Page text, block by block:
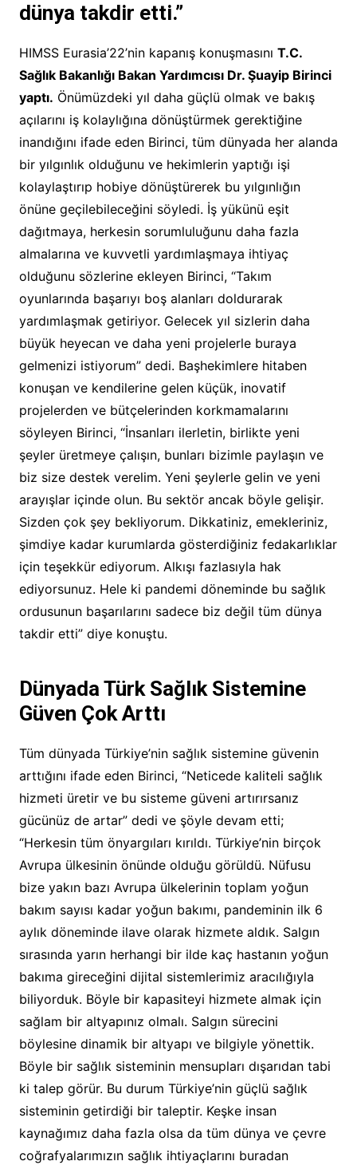
dünya takdir etti.”
HIMSS Eurasia’22’nin kapanış konuşmasını T.C.
Sağlık Bakanlığı Bakan Yardımcısı Dr. Şuayip Birinci
yaptı. Önümüzdeki yıl daha güçlü olmak ve bakış
açılarını iş kolaylığına dönüştürmek gerektiğine
inandığını ifade eden Birinci, tüm dünyada her alanda
bir yılgınlık olduğunu ve hekimlerin yaptığı işi
kolaylaştırıp hobiye dönüştürerek bu yılgınlığın
önüne geçilebileceğini söyledi. İş yükünü eşit
dağıtmaya, herkesin sorumluluğunu daha fazla
almalarına ve kuvvetli yardımlaşmaya ihtiyaç
olduğunu sözlerine ekleyen Birinci, “Takım
oyunlarında başarıyı boş alanları doldurarak
yardımlaşmak getiriyor. Gelecek yıl sizlerin daha
büyük heyecan ve daha yeni projelerle buraya
gelmenizi istiyorum” dedi. Başhekimlere hitaben
konuşan ve kendilerine gelen küçük, inovatif
projelerden ve bütçelerinden korkmamalarını
söyleyen Birinci, “İnsanları ilerletin, birlikte yeni
şeyler üretmeye çalışın, bunları bizimle paylaşın ve
biz size destek verelim. Yeni şeylerle gelin ve yeni
arayışlar içinde olun. Bu sektör ancak böyle gelişir.
Sizden çok şey bekliyorum. Dikkatiniz, emekleriniz,
şimdiye kadar kurumlarda gösterdiğiniz fedakarlıklar
için teşekkür ediyorum. Alkışı fazlasıyla hak
ediyorsunuz. Hele ki pandemi döneminde bu sağlık
ordusunun başarılarını sadece biz değil tüm dünya
takdir etti” diye konuştu.
Dünyada Türk Sağlık Sistemine
Güven Çok Arttı
Tüm dünyada Türkiye’nin sağlık sistemine güvenin
arttığını ifade eden Birinci, “Neticede kaliteli sağlık
hizmeti üretir ve bu sisteme güveni artırırsanız
gücünüz de artar” dedi ve şöyle devam etti;
“Herkesin tüm önyargıları kırıldı. Türkiye’nin birçok
Avrupa ülkesinin önünde olduğu görüldü. Nüfusu
bize yakın bazı Avrupa ülkelerinin toplam yoğun
bakım sayısı kadar yoğun bakımı, pandeminin ilk 6
aylık döneminde ilave olarak hizmete aldık. Salgın
sırasında yarın herhangi bir ilde kaç hastanın yoğun
bakıma gireceğini dijital sistemlerimiz aracılığıyla
biliyorduk. Böyle bir kapasiteyi hizmete almak için
sağlam bir altyapınız olmalı. Salgın sürecini
böylesine dinamik bir altyapı ve bilgiyle yönettik.
Böyle bir sağlık sisteminin mensupları dışarıdan tabi
ki talep görür. Bu durum Türkiye’nin güçlü sağlık
sisteminin getirdiği bir taleptir. Keşke insan
kaynağımız daha fazla olsa da tüm dünya ve çevre
coğrafyalarımızın sağlık ihtiyaçlarını buradan